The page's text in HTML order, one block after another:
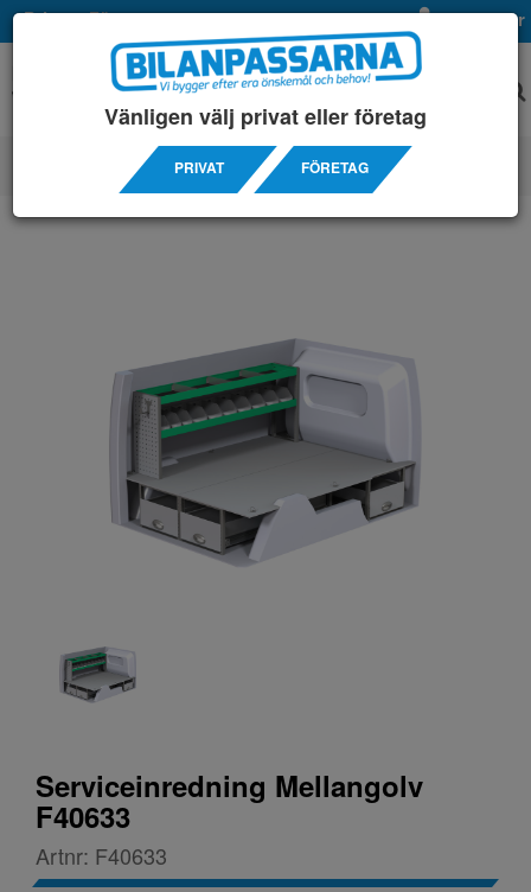
Privat Företag Mina sidor
SERVICEINREDNINGAR/ FIAT / DOBLO MAXI
Serviceinredning Mellangolv
F40633
Artnr: F40633
Vänligen välj privat eller företag
PRIVAT FÖRETAG